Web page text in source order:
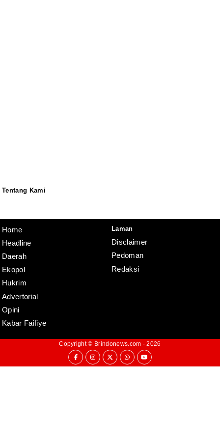
Tentang Kami
Home
Headline
Daerah
Ekopol
Hukrim
Advertorial
Opini
Kabar Faifiye
Laman
Disclaimer
Pedoman
Redaksi
Copyright © Brindonews.com - 2026